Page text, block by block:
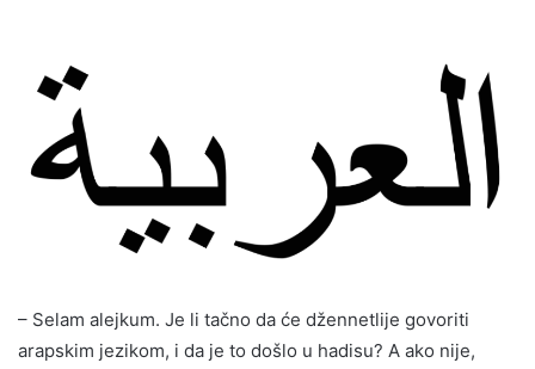
– Selam alejkum. Je li tačno da će džennetlije govoriti
arapskim jezikom, i da je to došlo u hadisu? A ako nije,